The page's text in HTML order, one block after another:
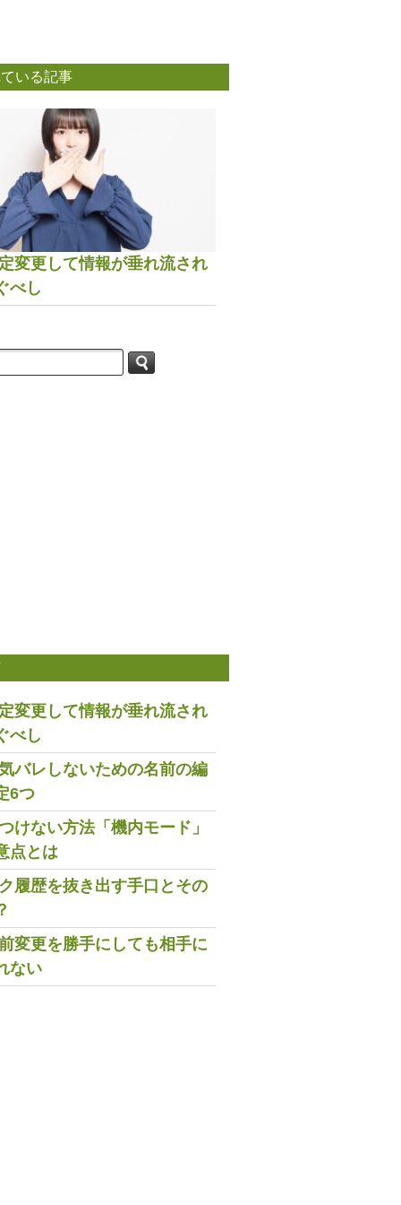
いる記事
変更して情報が垂れ流され
べし
変更して情報が垂れ流され
べし
バレしないための名前の編
6つ
けない方法「機内モード」
点とは
履歴を抜き出す手口とその
変更を勝手にしても相手に
ない